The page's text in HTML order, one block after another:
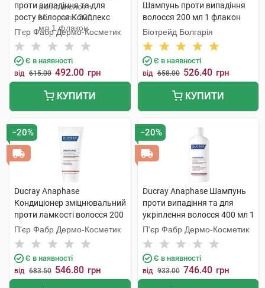
проти випадіння та для
росту волосся Комплекс
амінокислот + Мінерали 200
мл 1 флакон
П'єр Фабр Дермо-Косметик
Є в наявності
від 615.00 492.00 грн
КУПИТИ
Шампунь проти випадіння
волосся 200 мл 1 флакон
Біотрейд Болгарія
Є в наявності
від 658.00 526.40 грн
КУПИТИ
−20%
Ducray Anaphase
Кондиціонер зміцнювальний
проти ламкості волосся 200
мл 1 туба
П'єр Фабр Дермо-Косметик
Є в наявності
від 683.50 546.80 грн
−20%
Ducray Anaphase Шампунь
проти випадіння та для
укріплення волосся 400 мл 1
флакон
П'єр Фабр Дермо-Косметик
Є в наявності
від 933.00 746.40 грн